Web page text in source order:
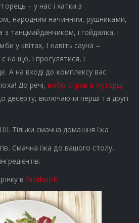
– у нас і хатки з
народним начинням, рушниками,
з танцмайданчиком, і гойдалка, і
у квітах, І навіть сауна –
на що, і прогулятися, і
А на вході до комплексу вас
До речі, вибір страв в Хуторці
десерту, включаючи перші та другі
Тільки смачна домашня їжа
Смачна їжа до вашого столу.
вfacebook.